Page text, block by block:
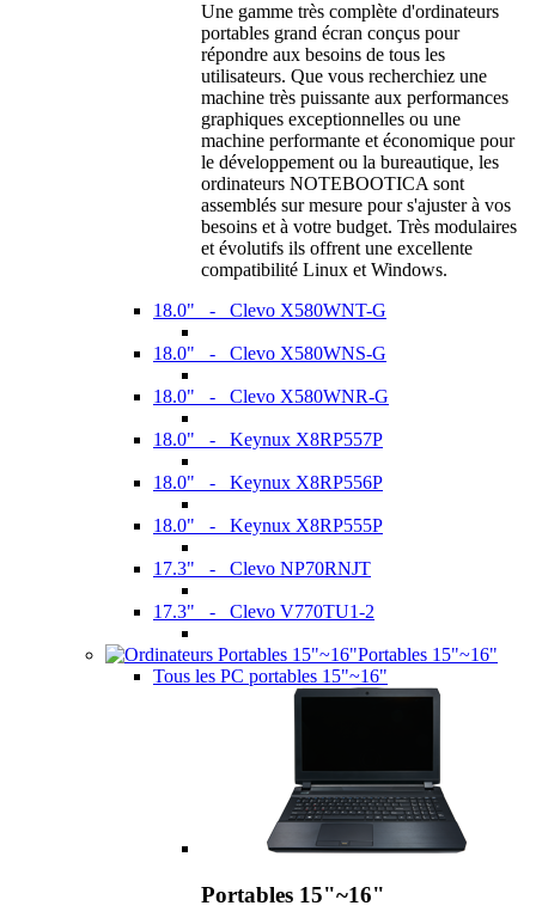
Une gamme très complète d'ordinateurs
portables grand écran conçus pour
répondre aux besoins de tous les
utilisateurs. Que vous recherchiez une
machine très puissante aux performances
graphiques exceptionnelles ou une
machine performante et économique pour
le développement ou la bureautique, les
ordinateurs NOTEBOOTICA sont
assemblés sur mesure pour s'ajuster à vos
besoins et à votre budget. Très modulaires
et évolutifs ils offrent une excellente
compatibilité Linux et Windows.
18.0" - Clevo X580WNT-G
18.0" - Clevo X580WNS-G
18.0" - Clevo X580WNR-G
18.0" - Keynux X8RP557P
18.0" - Keynux X8RP556P
18.0" - Keynux X8RP555P
17.3" - Clevo NP70RNJT
17.3" - Clevo V770TU1-2
Portables 15"~16"
Tous les PC portables 15"~16"
Portables 15"~16"